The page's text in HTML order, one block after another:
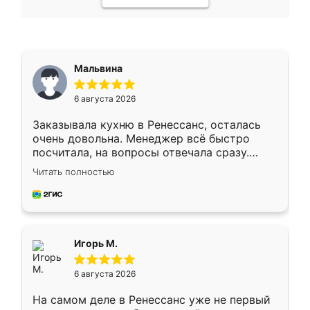
Мальвина
6 августа 2026
Заказывала кухню в Ренессанс, осталась
очень довольна. Менеджер всё быстро
посчитала, на вопросы отвечала сразу.
Замерщик приехал в субботу, подошёл к
делу со всей ответственностью. Собрали
за день, ребята работали аккуратно, даже
Читать полностью
Игорь М.
6 августа 2026
На самом деле в Ренессанс уже не первый